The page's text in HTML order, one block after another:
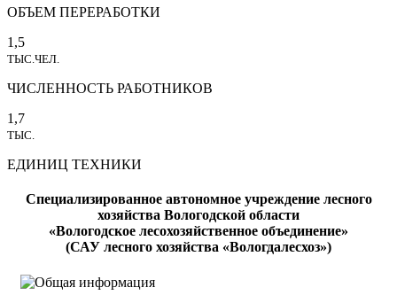
ОБЪЕМ ПЕРЕРАБОТКИ
1,5
ТЫС.ЧЕЛ.
ЧИСЛЕННОСТЬ РАБОТНИКОВ
1,7
ТЫС.
ЕДИНИЦ ТЕХНИКИ
Специализированное автономное учреждение лесного
хозяйства Вологодской области
«Вологодское лесохозяйственное объединение»
(САУ лесного хозяйства «Вологдалесхоз»)